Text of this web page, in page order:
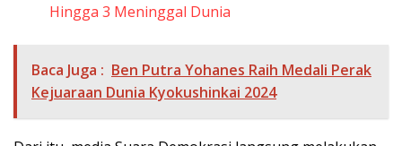
Hingga 3 Meninggal Dunia
Baca Juga : Ben Putra Yohanes Raih Medali Perak
Kejuaraan Dunia Kyokushinkai 2024